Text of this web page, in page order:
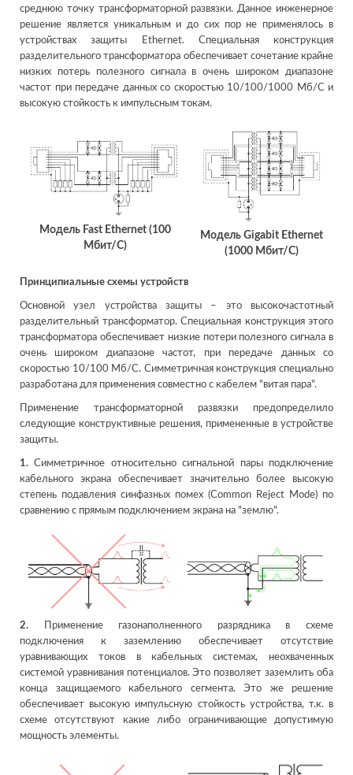
среднюю точку трансформаторной развязки. Данное инженерное
решение является уникальным и до сих пор не применялось в
устройствах защиты Ethernet. Специальная конструкция
разделительного трансформатора обеспечивает сочетание крайне
низких потерь полезного сигнала в очень широком диапазоне
частот при передаче данных со скоростью 10/100/1000 Мб/С и
высокую стойкость к импульсным токам.
Модель Fast Ethernet (100
Мбит/С)
Модель Gigabit Ethernet
(1000 Мбит/С)
Принципиальные схемы устройств
Основной узел устройства защиты – это высокочастотный
разделительный трансформатор. Специальная конструкция этого
трансформатора обеспечивает низкие потери полезного сигнала в
очень широком диапазоне частот, при передаче данных со
скоростью 10/100 Мб/С. Симметричная конструкция специально
разработана для применения совместно с кабелем "витая пара".
Применение трансформаторной развязки предопределило
следующие конструктивные решения, примененные в устройстве
защиты.
1. Симметричное относительно сигнальной пары подключение
кабельного экрана обеспечивает значительно более высокую
степень подавления синфазных помех (Common Reject Mode) по
сравнению с прямым подключением экрана на "землю".
2. Применение газонаполненного разрядника в схеме
подключения к заземлению обеспечивает отсутствие
уравнивающих токов в кабельных системах, неохваченных
системой уравнивания потенциалов. Это позволяет заземлить оба
конца защищаемого кабельного сегмента. Это же решение
обеспечивает высокую импульсную стойкость устройства, т.к. в
схеме отсутствуют какие либо ограничивающие допустимую
мощность элементы.